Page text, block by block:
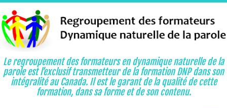
Le regroupement des formateurs en dynamique naturelle de la
parole est l’exclusif transmetteur de la formation DNP dans son
intégralité au Canada. Il est le garant de la qualité de cette
formation, dans sa forme et de son contenu.